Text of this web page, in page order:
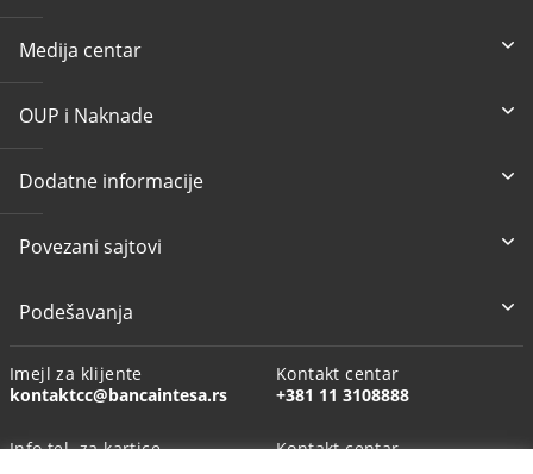
Medija centar
OUP i Naknade
Dodatne informacije
Povezani sajtovi
Podešavanja
Imejl za klijente
kontaktcc@bancaintesa.rs
Kontakt centar
+381 11 3108888
Info tel. za kartice
Kontakt centar